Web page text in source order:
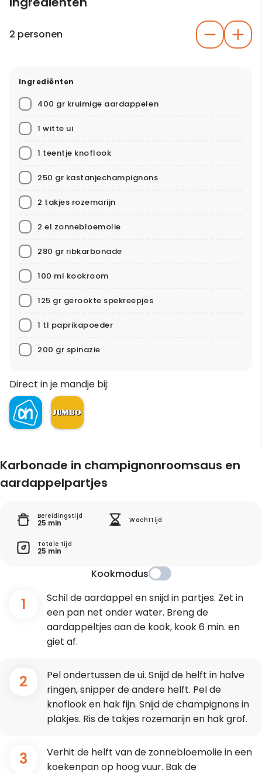
2 personen
Ingrediënten
400 gr kruimige aardappelen
1 witte ui
1 teentje knoflook
250 gr kastanjechampignons
2 takjes rozemarijn
2 el zonnebloemolie
280 gr ribkarbonade
100 ml kookroom
125 gr gerookte spekreepjes
1 tl paprikapoeder
200 gr spinazie
Direct in je mandje bij:
Karbonade in champignonroomsaus en
aardappelpartjes
Bereidingstijd
25 min Wachttijd
Totale tijd
25 min
Kookmodus
1
Schil de aardappel en snijd in partjes. Zet in
een pan net onder water. Breng de
aardappeltjes aan de kook, kook 6 min. en
giet af.
2
Pel ondertussen de ui. Snijd de helft in halve
ringen, snipper de andere helft. Pel de
knoflook en hak fijn. Snijd de champignons in
plakjes. Ris de takjes rozemarijn en hak grof.
3
Verhit de helft van de zonnebloemolie in een
koekenpan op hoog vuur. Bak de